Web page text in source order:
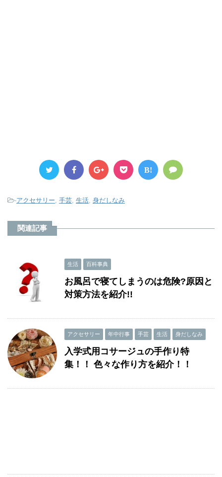
B!
-アクセサリー, 手芸, 生活, 身だしなみ
関連記事
生活 百科事典
お風呂で寝てしまうのは危険?原因と
対策方法を紹介!!
アクセサリー 年中行事 手芸 生活 身だしなみ
入学式用コサージュの手作り特
集！！ 色々な作り方を紹介！！